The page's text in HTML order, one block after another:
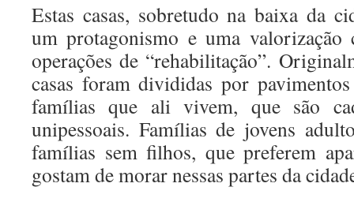
Estas casas, sobretudo na baixa da
um protagonismo e uma valorização
operações de “rehabilitação”.
casas foram divididas por
famílias que ali vivem, que são
unipessoais. Famílias de jovens
famílias sem filhos, que preferem
gostam de morar nessas partes da